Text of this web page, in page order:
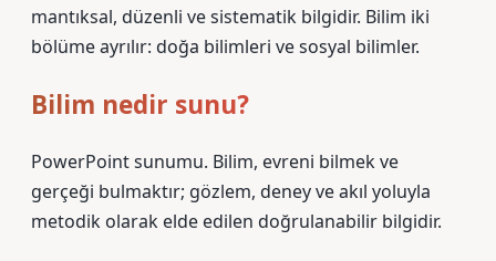
mantıksal, düzenli ve sistematik bilgidir. Bilim iki
bölüme ayrılır: doğa bilimleri ve sosyal bilimler.
Bilim nedir sunu?
PowerPoint sunumu. Bilim, evreni bilmek ve
gerçeği bulmaktır; gözlem, deney ve akıl yoluyla
metodik olarak elde edilen doğrulanabilir bilgidir.